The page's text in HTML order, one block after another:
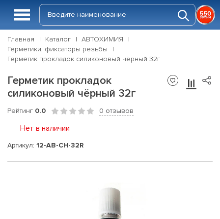
Главная Каталог
АВТОХИМИЯ
Герметики, фиксаторы резьбы
Герметик прокладок силиконовый чёрный 32г
Герметик прокладок
силиконовый чёрный 32г
Рейтинг 0.0 0 отзывов
Нет в наличии
Артикул: 12-AB-CH-32R